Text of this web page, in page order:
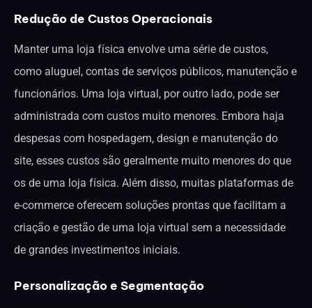
Redução de Custos Operacionais
Manter uma loja física envolve uma série de custos,
como aluguel, contas de serviços públicos, manutenção e
funcionários. Uma loja virtual, por outro lado, pode ser
administrada com custos muito menores. Embora haja
despesas com hospedagem, design e manutenção do
site, esses custos são geralmente muito menores do que
os de uma loja física. Além disso, muitas plataformas de
e-commerce oferecem soluções prontas que facilitam a
criação e gestão de uma loja virtual sem a necessidade
de grandes investimentos iniciais.
Personalização e Segmentação